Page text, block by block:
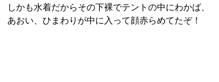
しかも水着だからその下裸でテントの中にわかば、
あおい、ひまわりが中に入って顔赤らめてたぞ！